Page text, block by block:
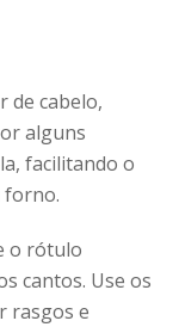
de cabelo,
alguns
facilitando o
forno.
o rótulo
cantos. Use os
rasgos e